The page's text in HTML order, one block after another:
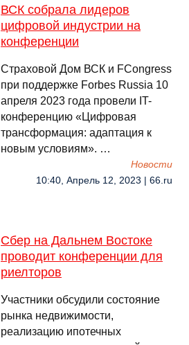
ВСК собрала лидеров
цифровой индустрии на
конференции
Страховой Дом ВСК и FCongress
при поддержке Forbes Russia 10
апреля 2023 года провели IT-
конференцию «Цифровая
трансформация: адаптация к
новым условиям». …
Новости
10:40, Апрель 12, 2023 | 66.ru
Сбер на Дальнем Востоке
проводит конференции для
риелторов
Участники обсудили состояние
рынка недвижимости,
реализацию ипотечных